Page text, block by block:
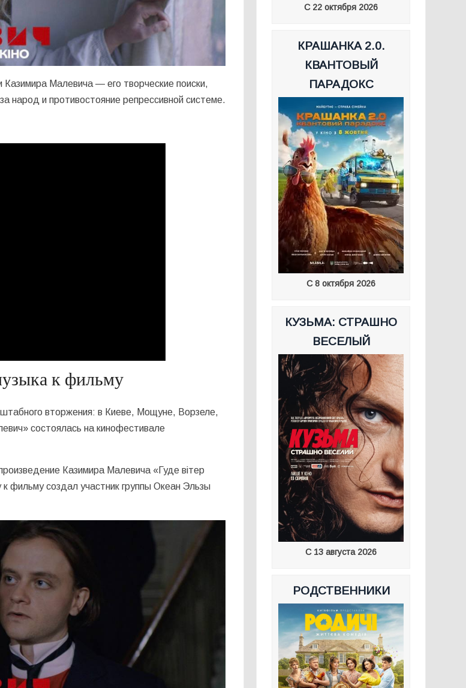
Малевича — его творческие поиски,
народ и противостояние репрессивной системе.
к фильму
вторжения: в Киеве, Мощуне, Ворзеле,
состоялась на кинофестивале
Казимира Малевича «Гуде вітер
к фильму создал участник группы Океан Эльзы
С 22 октября 2026
КРАШАНКА 2.0.
КВАНТОВЫЙ
ПАРАДОКС
С 8 октября 2026
КУЗЬМА: СТРАШНО
ВЕСЕЛЫЙ
С 13 августа 2026
РОДСТВЕННИКИ